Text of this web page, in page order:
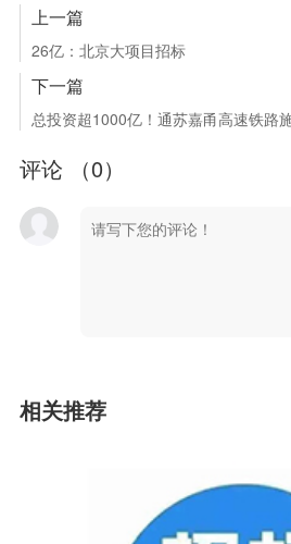
上一篇
26亿：北京大项目招标
下一篇
总投资超1000亿！通苏嘉甬高速铁路
评论 （0）
相关推荐